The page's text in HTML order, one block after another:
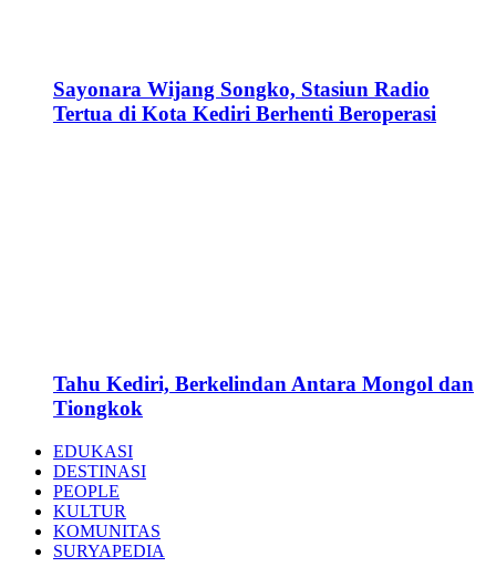
Sayonara Wijang Songko, Stasiun Radio
Tertua di Kota Kediri Berhenti Beroperasi
Tahu Kediri, Berkelindan Antara Mongol dan
Tiongkok
EDUKASI
DESTINASI
PEOPLE
KULTUR
KOMUNITAS
SURYAPEDIA